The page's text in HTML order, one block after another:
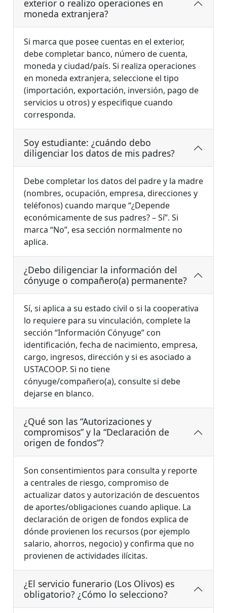
exterior o realizo operaciones en
moneda extranjera?
Si marca que posee cuentas en el exterior,
debe completar banco, número de cuenta,
moneda y ciudad/país. Si realiza operaciones
en moneda extranjera, seleccione el tipo
(importación, exportación, inversión, pago de
servicios u otros) y especifique cuando
corresponda.
Soy estudiante: ¿cuándo debo
diligenciar los datos de mis padres?
Debe completar los datos del padre y la madre
(nombres, ocupación, empresa, direcciones y
teléfonos) cuando marque “¿Depende
económicamente de sus padres? – Sí”. Si
marca “No”, esa sección normalmente no
aplica.
¿Debo diligenciar la información del
cónyuge o compañero(a) permanente?
Sí, si aplica a su estado civil o si la cooperativa
lo requiere para su vinculación, complete la
sección “Información Cónyuge” con
identificación, fecha de nacimiento, empresa,
cargo, ingresos, dirección y si es asociado a
USTACOOP. Si no tiene
cónyuge/compañero(a), consulte si debe
dejarse en blanco.
¿Qué son las “Autorizaciones y
compromisos” y la “Declaración de
origen de fondos”?
Son consentimientos para consulta y reporte
a centrales de riesgo, compromiso de
actualizar datos y autorización de descuentos
de aportes/obligaciones cuando aplique. La
declaración de origen de fondos explica de
dónde provienen los recursos (por ejemplo
salario, ahorros, negocio) y confirma que no
provienen de actividades ilícitas.
¿El servicio funerario (Los Olivos) es
obligatorio? ¿Cómo lo selecciono?